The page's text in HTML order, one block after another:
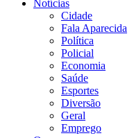
Notícias
Cidade
Fala Aparecida
Política
Policial
Economia
Saúde
Esportes
Diversão
Geral
Emprego